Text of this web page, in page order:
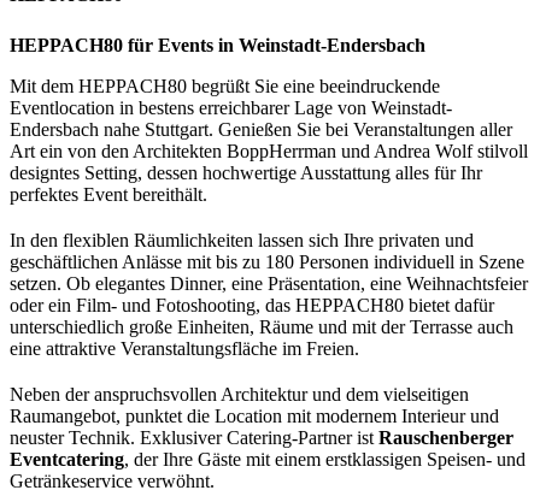
HEPPACH80 für Events in Weinstadt-Endersbach
Mit dem HEPPACH80 begrüßt Sie eine beeindruckende
Eventlocation in bestens erreichbarer Lage von Weinstadt-
Endersbach nahe Stuttgart. Genießen Sie bei Veranstaltungen aller
Art ein von den Architekten BoppHerrman und Andrea Wolf stilvoll
designtes Setting, dessen hochwertige Ausstattung alles für Ihr
perfektes Event bereithält.
In den flexiblen Räumlichkeiten lassen sich Ihre privaten und
geschäftlichen Anlässe mit bis zu 180 Personen individuell in Szene
setzen. Ob elegantes Dinner, eine Präsentation, eine Weihnachtsfeier
oder ein Film- und Fotoshooting, das HEPPACH80 bietet dafür
unterschiedlich große Einheiten, Räume und mit der Terrasse auch
eine attraktive Veranstaltungsfläche im Freien.
Neben der anspruchsvollen Architektur und dem vielseitigen
Raumangebot, punktet die Location mit modernem Interieur und
neuster Technik. Exklusiver Catering-Partner ist Rauschenberger
Eventcatering, der Ihre Gäste mit einem erstklassigen Speisen- und
Getränkeservice verwöhnt.